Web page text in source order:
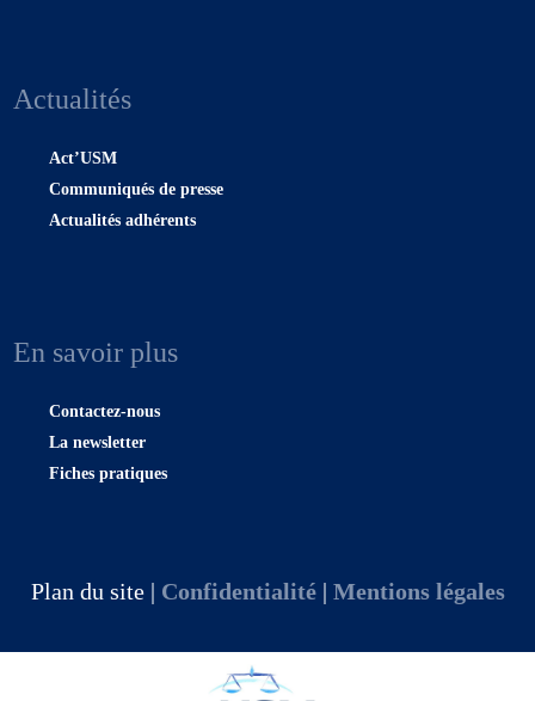
Actualités
Act’USM
Communiqués de presse
Actualités adhérents
En savoir plus
Contactez-nous
La newsletter
Fiches pratiques
Plan du site | Confidentialité| Mentions légales